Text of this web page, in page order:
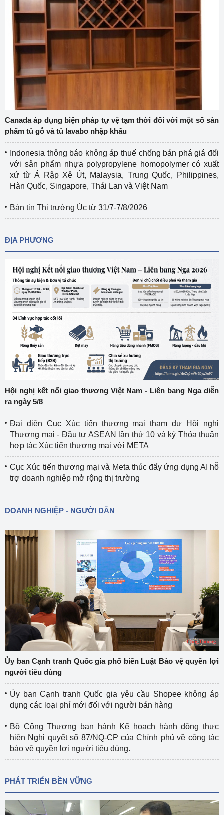
Canada áp dụng biện pháp tự vệ tạm thời đối với một số sản
phẩm tủ gỗ và tủ lavabo nhập khẩu
Indonesia thông báo không áp thuế chống bán phá giá đối
với sản phẩm nhựa polypropylene homopolymer có xuất
xứ từ Ả Rập Xê Út, Malaysia, Trung Quốc, Philippines,
Hàn Quốc, Singapore, Thái Lan và Việt Nam
Bản tin Thị trường Úc từ 31/7-7/8/2026
ĐỊA PHƯƠNG
Hội nghị kết nối giao thương Việt Nam - Liên bang Nga diễn
ra ngày 5/8
Đại diện Cục Xúc tiến thương mại tham dự Hội nghị
Thương mại - Đầu tư ASEAN lần thứ 10 và ký Thỏa thuận
hợp tác Xúc tiến thương mại với META
Cục Xúc tiến thương mại và Meta thúc đẩy ứng dụng AI hỗ
trợ doanh nghiệp mở rộng thị trường
DOANH NGHIỆP - NGƯỜI DÂN
Ủy ban Cạnh tranh Quốc gia phổ biến Luật Bảo vệ quyền lợi
người tiêu dùng
Ủy ban Cạnh tranh Quốc gia yêu cầu Shopee không áp
dụng các loại phí mới đối với người bán hàng
Bộ Công Thương ban hành Kế hoạch hành động thực
hiện Nghị quyết số 87/NQ-CP của Chính phủ về công tác
bảo vệ quyền lợi người tiêu dùng.
PHÁT TRIỂN BỀN VỮNG